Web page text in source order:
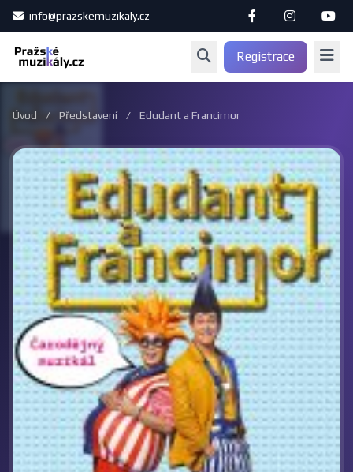
info@prazskemuzikaly.cz
Registrace
Úvod / Představení / Edudant a Francimor